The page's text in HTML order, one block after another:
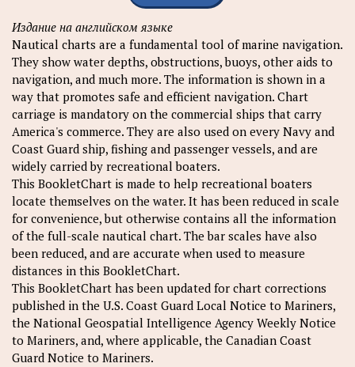
Издание на английском языке
Nautical charts are a fundamental tool of marine navigation.
They show water depths, obstructions, buoys, other aids to
navigation, and much more. The information is shown in a
way that promotes safe and efficient navigation. Chart
carriage is mandatory on the commercial ships that carry
America's commerce. They are also used on every Navy and
Coast Guard ship, fishing and passenger vessels, and are
widely carried by recreational boaters.
This BookletChart is made to help recreational boaters
locate themselves on the water. It has been reduced in scale
for convenience, but otherwise contains all the information
of the full-scale nautical chart. The bar scales have also
been reduced, and are accurate when used to measure
distances in this BookletChart.
This BookletChart has been updated for chart corrections
published in the U.S. Coast Guard Local Notice to Mariners,
the National Geospatial Intelligence Agency Weekly Notice
to Mariners, and, where applicable, the Canadian Coast
Guard Notice to Mariners.